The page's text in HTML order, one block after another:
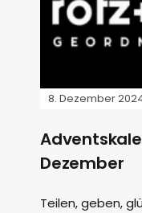
8. Dezember
Dezember
Teilen, geben,